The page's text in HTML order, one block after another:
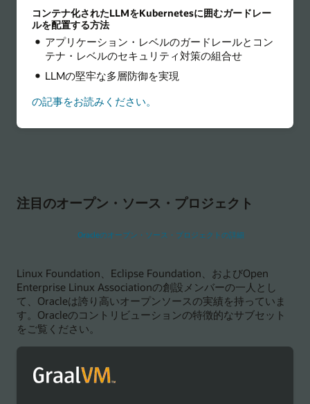
コンテナ化されたLLMをKubernetesに囲むガードレー
ルを配置する方法
アプリケーション・レベルのガードレールとコン
テナ・レベルのセキュリティ対策の組合せ
LLMの堅牢な多層防御を実現
Kubernetes
に
ン
LLM
に
ル
を
配
置
す
る
方
法
つ
い
の記事をお読みください。
注目のオープン・ソース・プロジェクト
Oracleのオープン・ソース・プロジェクトの詳細
Linux Foundation、Eclipse Foundation、およびOpen
Enterprise Linux Associationの創設メンバーの一人とし
て、Oracleは誇り高いオープンソースの実績を持っていま
す。Oracleのコントリビューションの特徴的なサブセット
をご覧ください。